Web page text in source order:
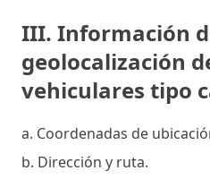
III. Información
geolocalización
vehiculares tipo
a. Coordenadas de
b. Dirección y ruta.